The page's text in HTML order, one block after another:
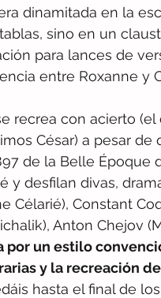
dinamitada en la
sino en un
para lances de
entre Roxanne y
recrea con acierto
César) a pesar
de la Belle
y desfilan divas,
Célarié), Constant
Anton Chejov
por un estilo
y la recreación
hasta el final de